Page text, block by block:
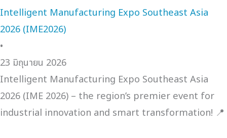
Intelligent Manufacturing Expo Southeast Asia
2026 (IME2026)
•
23 มิถุนายน 2026
Intelligent Manufacturing Expo Southeast Asia
2026 (IME 2026) – the region’s premier event for
industrial innovation and smart transformation! 📍